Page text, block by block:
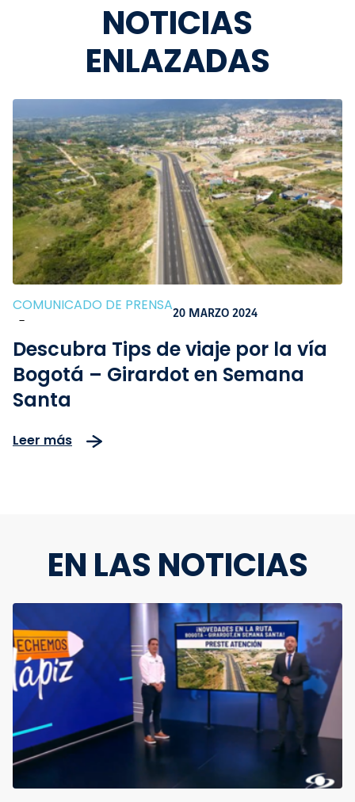
NOTICIAS
ENLAZADAS
COMUNICADO DE PRENSA
-
20 MARZO 2024
Descubra Tips de viaje por la vía
Bogotá – Girardot en Semana
Santa
Leer más
EN LAS NOTICIAS